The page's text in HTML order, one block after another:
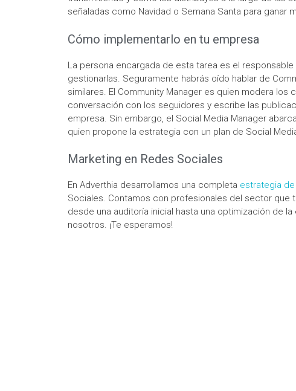
señaladas como Navidad o Semana Santa para ganar
Cómo implementarlo en tu empresa
La persona encargada de esta tarea es el
gestionarlas. Seguramente habrás oído hablar de
similares. El Community Manager es quien modera
conversación con los seguidores y escribe las
empresa. Sin embargo, el Social Media Manager
quien propone la estrategia con un plan de Social
Marketing en Redes Sociales
En Adverthia desarrollamos una completa estrategia
Sociales. Contamos con profesionales del sector que
desde una auditoría inicial hasta una optimización de
nosotros. ¡Te esperamos!